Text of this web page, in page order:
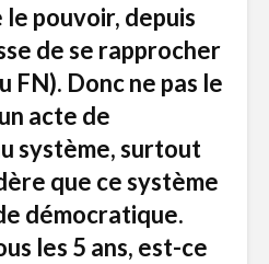
pouvoir, depuis
de se rapprocher
FN). Donc ne pas le
acte de
système, surtout
que ce système
démocratique.
les 5 ans, est-ce